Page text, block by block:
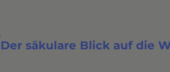
Der säkulare Blick auf die